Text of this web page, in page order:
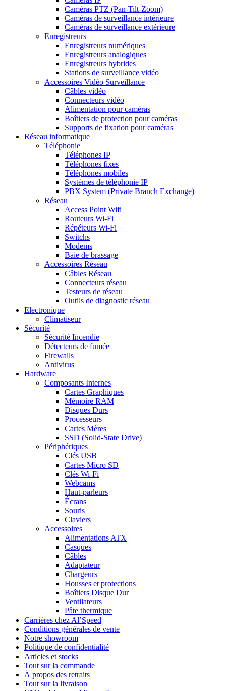
Caméras PTZ (Pan-Tilt-Zoom)
Caméras de surveillance intérieure
Caméras de surveillance extérieure
Enregistreurs
Enregistreurs numériques
Enregistreurs analogiques
Enregistreurs hybrides
Stations de surveillance vidéo
Accessoires Vidéo Surveillance
Câbles vidéo
Connecteurs vidéo
Alimentation pour caméras
Boîtiers de protection pour caméras
Supports de fixation pour caméras
Réseau informatique
Téléphonie
Téléphones IP
Téléphones fixes
Téléphones mobiles
Systèmes de téléphonie IP
PBX System (Private Branch Exchange)
Réseau
Access Point Wifi
Routeurs Wi-Fi
Répéteurs Wi-Fi
Switchs
Modems
Baie de brassage
Accessoires Réseau
Câbles Réseau
Connecteurs réseau
Testeurs de réseau
Outils de diagnostic réseau
Electronique
Climatiseur
Sécurité
Sécurité Incendie
Détecteurs de fumée
Firewalls
Antivirus
Hardware
Composants Internes
Cartes Graphiques
Mémoire RAM
Disques Durs
Processeurs
Cartes Mères
SSD (Solid-State Drive)
Périphériques
Clés USB
Cartes Micro SD
Clés Wi-Fi
Webcams
Haut-parleurs
Écrans
Souris
Claviers
Accessoires
Alimentations ATX
Casques
Câbles
Adaptateur
Chargeurs
Housses et protections
Boîtiers Disque Dur
Ventilateurs
Pâte thermique
Carrières chez Al’Speed
Conditions générales de vente
Notre showroom
Politique de confidentialité
Articles et stocks
Tout sur la commande
À propos des retraits
Tout sur la livraison